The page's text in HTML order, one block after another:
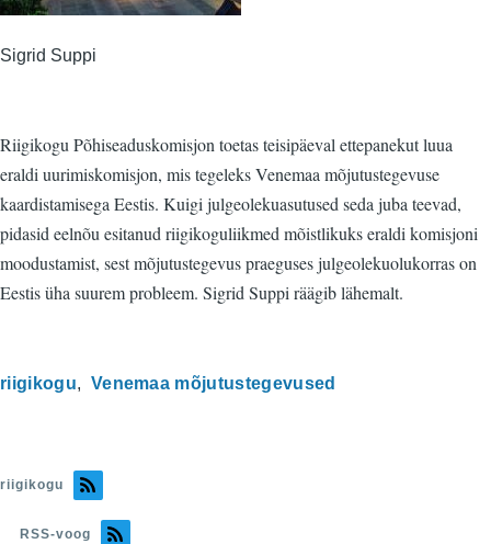
Sigrid Suppi
Riigikogu Põhiseaduskomisjon toetas teisipäeval ettepanekut luua
eraldi uurimiskomisjon, mis tegeleks Venemaa mõjutustegevuse
kaardistamisega Eestis. Kuigi julgeolekuasutused seda juba teevad,
pidasid eelnõu esitanud riigikoguliikmed mõistlikuks eraldi komisjoni
moodustamist, sest mõjutustegevus praeguses julgeolekuolukorras on
Eestis üha suurem probleem. Sigrid Suppi räägib lähemalt.
riigikogu Venemaa mõjutustegevused
riigikogu
RSS-voog